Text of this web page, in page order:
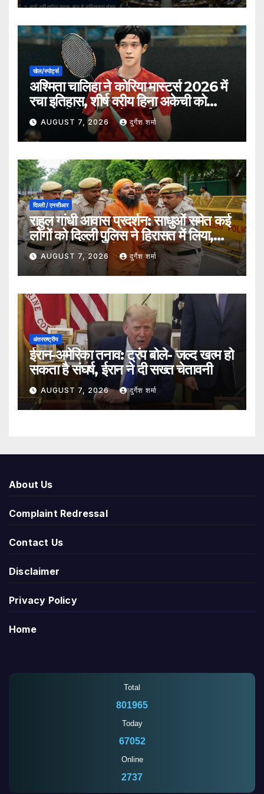
खेल/स्पोर्ट्स
अश्मिता चालिहा ने कोरिया मास्टर्स 2026 में
रचा इतिहास, शीर्ष वरीय हिना अकेची को
हराकर सेमीफाइनल में बनाई जगह
AUGUST 7, 2026 दुर्गेश शर्मा
दिल्ली / एनसीआर
राहुल गांधी आवास प्रदर्शन: साधुओं समेत कई
लोगों को दिल्ली पुलिस ने हिरासत में लिया,
सुरक्षा व्यवस्था कड़ी
AUGUST 7, 2026 दुर्गेश शर्मा
अंतरराष्ट्रीय
ईरान-अमेरिका तनाव: ट्रंप बोले- जल्द खत्म हो
सकता है संघर्ष, ईरान ने दी सख्त चेतावनी
AUGUST 7, 2026 दुर्गेश शर्मा
About Us
Complaint Redressal
Contact Us
Disclaimer
Privacy Policy
Home
Total
801965
Today
67052
Online
2733